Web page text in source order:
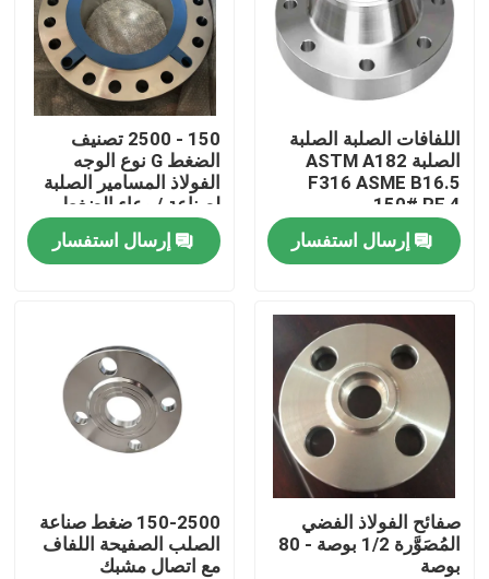
منتجات
أشرطة فيديو
عرض الواقع الافتراضي
معلومات عنا
رقابة جودة
اتصل بنا
أخبار
اطلب اقتباس
اللفافات الصلبة الصلبة
الصلبة ASTM A182
F316 ASME B16.5
150# RF 4
إرسال استفسار
150 - 2500 تصنيف
الضغط G نوع الوجه
الفولاذ المسامير الصلبة
لصناعة / وعاء الضغط
إرسال استفسار
صفائح الفولاذ الفضي
المُصَوَّرة 1/2 بوصة - 80
بوصة
150-2500 ضغط صناعة
الصلب الصفيحة اللفاف
مع اتصال مشبك